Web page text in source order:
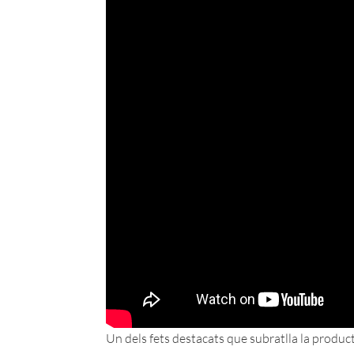
Un dels fets destacats que subratlla la